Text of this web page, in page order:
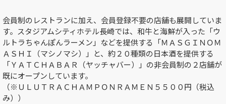
会員制のレストランに加え、会員登録不要の店舗も展開していま
す。スタジアムシティホテル長崎では、和牛と海鮮が入った「ウ
ルトラちゃんぽんラーメン」などを提供する「ＭＡＳＧＩＮＯＭ
ＡＳＨＩ（マシノマシ）」と、約２０種類の日本酒を提供する
「ＹＡＴＣＨＡＢＡＲ（ヤッチャバー）」の非会員制の２店舗が
既にオープンしています。
（※ＵＬＵＴＲＡＣＨＡＭＰＯＮＲＡＭＥＮ５５００円（税込
み））